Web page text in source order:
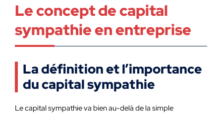
Le concept de capital
sympathie en entreprise
La définition et l’importance
du capital sympathie
Le capital sympathie va bien au-delà de la simple